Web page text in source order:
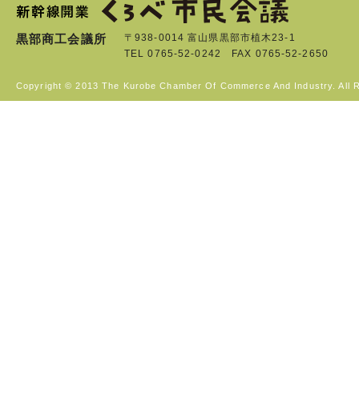
黒部商工会議所
〒938-0014 富山県黒部市植木23-1
TEL 0765-52-0242 FAX 0765-52-2650
Copyright © 2013 The Kurobe Chamber Of Commerce And Industry. All